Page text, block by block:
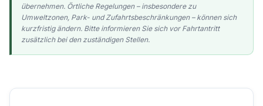
übernehmen. Örtliche Regelungen – insbesondere zu
Umweltzonen, Park- und Zufahrtsbeschränkungen – können sich
kurzfristig ändern. Bitte informieren Sie sich vor Fahrtantritt
zusätzlich bei den zuständigen Stellen.